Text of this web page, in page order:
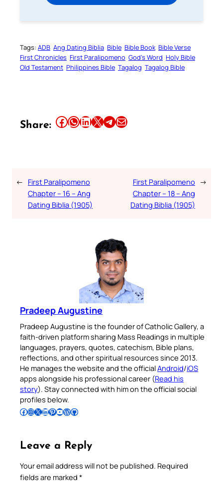
Tags: ADB Ang Dating Biblia Bible Bible Book Bible Verse
First Chronicles First Paralipomeno God’s Word Holy Bible
Old Testament Philippines Bible Tagalog Tagalog Bible
Share: Share this article on Facebook Share this article on WhatsApp Share this article on LinkedIn Share this article on X Share this article on TelegramEmail this Article
← First Paralipomeno
Chapter – 16 – Ang
Dating Biblia (1905)
First Paralipomeno
Chapter – 18 – Ang
Dating Biblia (1905)
→
Pradeep Augustine
Pradeep Augustine is the founder of Catholic Gallery, a
faith-driven platform sharing Mass Readings in multiple
languages, prayers, quotes, catechism, Bible plans,
reflections, and other spiritual resources since 2013.
He manages the website and the officialAndroid/iOS
apps alongside his professional career (Read his
story). Stay connected with him on the official social
profiles below.
Follow Pradeep on Facebook Follow Pradeep on InstagramFollow Pradeep on X Follow Pradeep on LinkedIn Follow Pradeep on Pinterest Subscribe to Pradeep’s Youtube Channel Follow Pradeep on WordPress Follow Pradeep on GitHub
Leave a Reply
Your email address will not be published. Required
fields are marked *